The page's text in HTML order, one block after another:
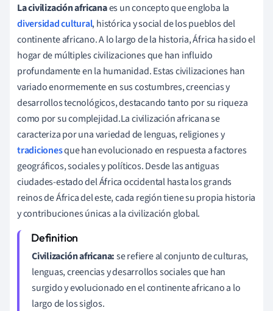
La civilización africanaes un concepto que engloba la
diversidad cultural, histórica y social de los pueblos del
continente africano. A lo largo de la historia, África ha sido el
hogar de múltiples civilizaciones que han influido
profundamente en la humanidad. Estas civilizaciones han
variado enormemente en sus costumbres, creencias y
desarrollos tecnológicos, destacando tanto por su riqueza
como por su complejidad.La civilización africana se
caracteriza por una variedad de lenguas, religiones y
tradicionesque han evolucionado en respuesta a factores
geográficos, sociales y políticos. Desde las antiguas
ciudades-estado del África occidental hasta los grands
reinos de África del este, cada región tiene su propia historia
y contribuciones únicas a la civilización global.
Civilización africana:se refiere al conjunto de culturas,
lenguas, creencias y desarrollos sociales que han
surgido y evolucionado en el continente africano a lo
largo de los siglos.